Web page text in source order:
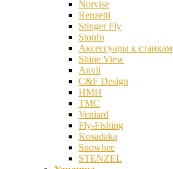
Norvise
Renzetti
Stinger Fly
Stonfo
Аксессуары к станкам
Shine View
Anvil
C&F Design
HMH
TMC
Veniard
Fly-Fishing
Kosadaka
Snowbee
STENZEL